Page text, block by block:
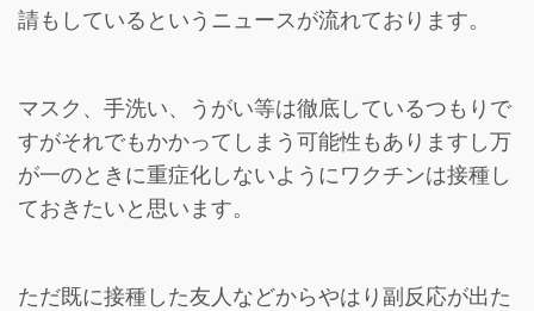
請もしているというニュースが流れております。
マスク、手洗い、うがい等は徹底しているつもりで
すがそれでもかかってしまう可能性もありますし万
が一のときに重症化しないようにワクチンは接種し
ておきたいと思います。
ただ既に接種した友人などからやはり副反応が出た